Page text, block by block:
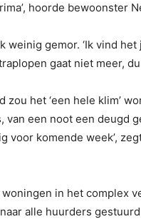
hoorde bewoonster
weinig gemor. ‘Ik vind
gaat niet meer,
zou het ‘een hele klim’
van een noot een deugd
voor komende week’,
in het complex
alle huurders